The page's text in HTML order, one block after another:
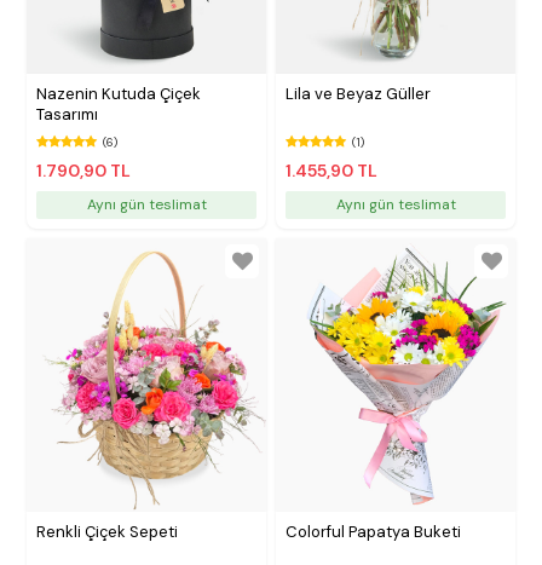
Nazenin Kutuda Çiçek
Tasarımı
(6)
1.790,90 TL
Aynı gün teslimat
Lila ve Beyaz Güller
(1)
1.455,90 TL
Aynı gün teslimat
Renkli Çiçek Sepeti Colorful Papatya Buketi